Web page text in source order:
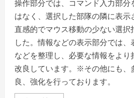
操作部分では、コマンド入力部分
はなく、選択した部隊の隣に表示
直感的でマウス移動の少ない選択
した。情報などの表示部分では
などを整理し、必要な情報をより
改良しています。※その他にも、
良、強化を行っております。